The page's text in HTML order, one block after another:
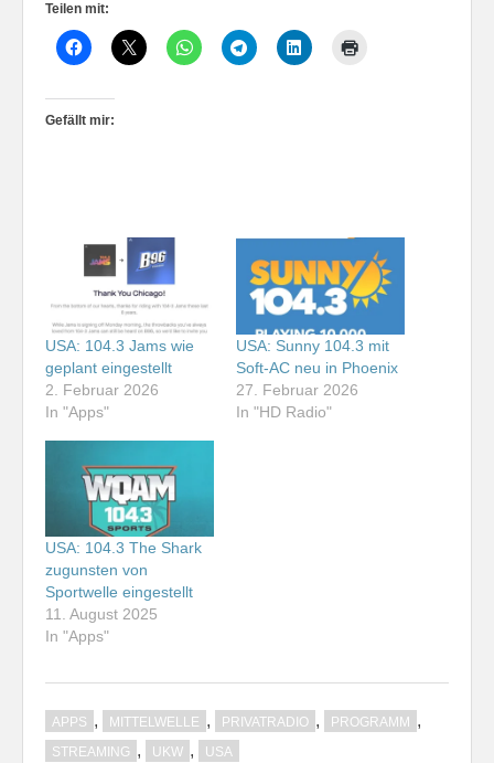
Teilen mit:
Gefällt mir:
USA: 104.3 Jams wie
geplant eingestellt
2. Februar 2026
In "Apps"
USA: Sunny 104.3 mit
Soft-AC neu in Phoenix
27. Februar 2026
In "HD Radio"
USA: 104.3 The Shark
zugunsten von
Sportwelle eingestellt
11. August 2025
In "Apps"
APPS , MITTELWELLE , PRIVATRADIO , PROGRAMM ,
STREAMING , UKW , USA